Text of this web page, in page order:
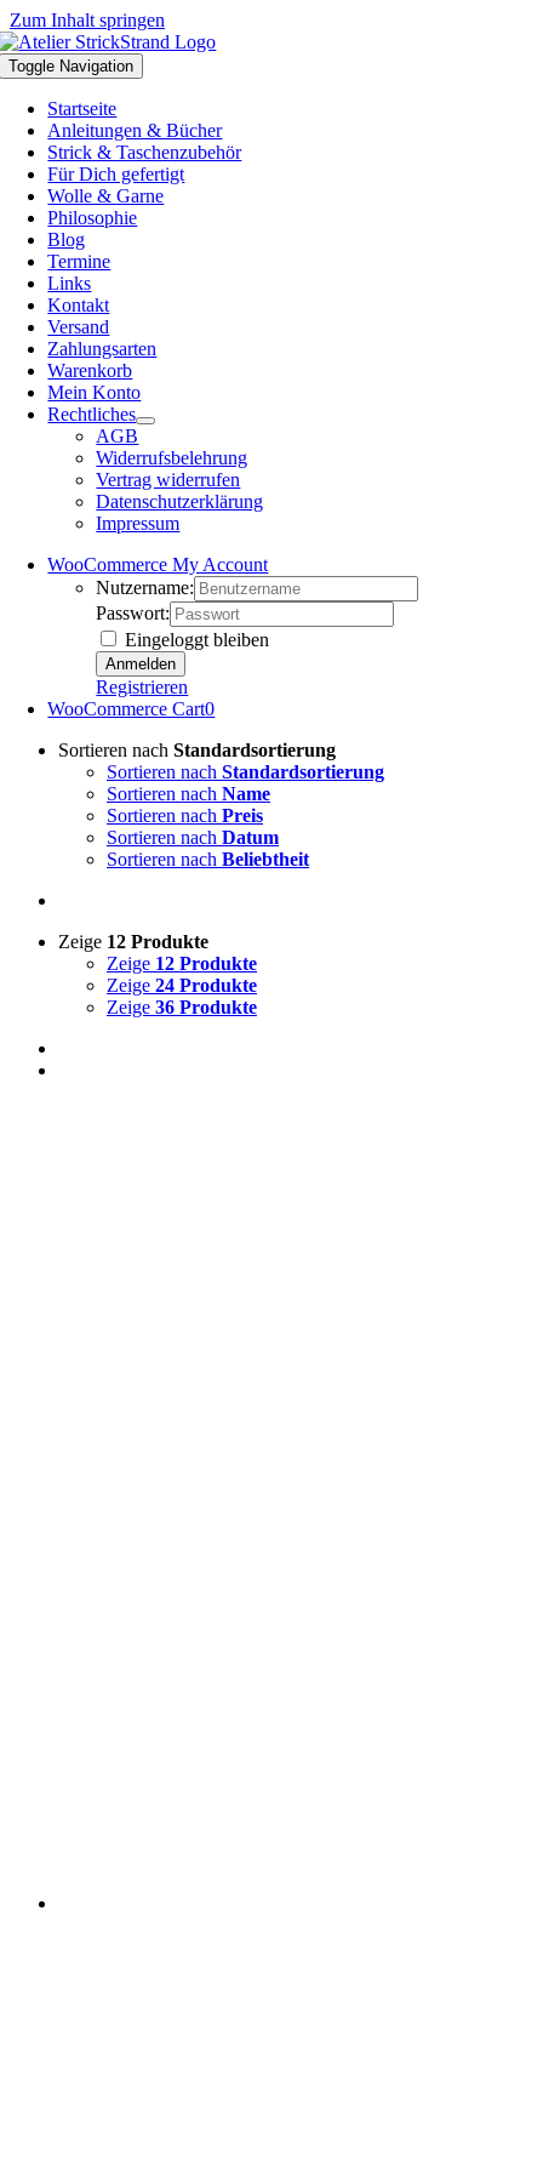
Zum Inhalt springen
Toggle Navigation
Startseite
Anleitungen & Bücher
Strick & Taschenzubehör
Für Dich gefertigt
Wolle & Garne
Philosophie
Blog
Termine
Links
Kontakt
Versand
Zahlungsarten
Warenkorb
Mein Konto
Rechtliches
AGB
Widerrufsbelehrung
Vertrag widerrufen
Datenschutzerklärung
Impressum
WooCommerce My Account
Nutzername:
Passwort:
Eingeloggt bleiben
Registrieren
WooCommerce Cart0
Sortieren nach Standardsortierung
Sortieren nach Standardsortierung
Sortieren nach Name
Sortieren nach Preis
Sortieren nach Datum
Sortieren nach Beliebtheit
Zeige 12 Produkte
Zeige 12 Produkte
Zeige 24 Produkte
Zeige 36 Produkte